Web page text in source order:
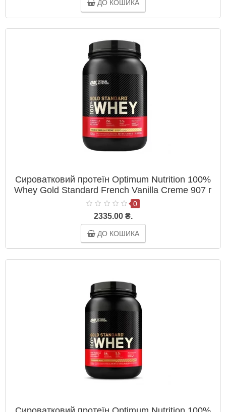
ДО КОШИКА
Сироватковий протеїн Optimum Nutrition 100%
Whey Gold Standard French Vanilla Creme 907 г
0
2335.00 ₴.
ДО КОШИКА